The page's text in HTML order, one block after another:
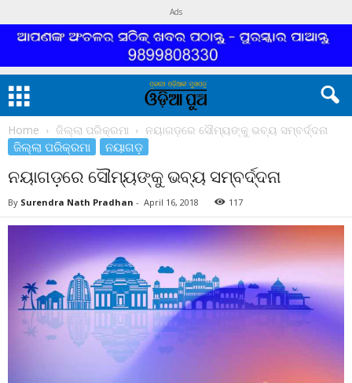
Ads
Home ଜିଲ୍ଲା ପରିକ୍ରମା ନୟାଗଡ଼ରେ ସୌମ୍ୟଙ୍କୁ ଭବ୍ୟ ସମ୍ବର୍ଦ୍ଦନା
ଜିଲ୍ଲା ପରିକ୍ରମା ନୟାଗଡ଼
ନୟାଗଡ଼ରେ ସୌମ୍ୟଙ୍କୁ ଭବ୍ୟ ସମ୍ବର୍ଦ୍ଦନା
By Surendra Nath Pradhan - April 16, 2018 117